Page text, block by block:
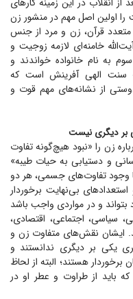
اولین اصل مهم در منشور زن
متعدد قرآن، زن و مرد از جنس
خامنه‌ای لازمه زوجیت و
به نام خانواده خواندند و
سنت الهی آفرینش است که
از نشانه‌های مهم قوت و
بر دیگری نیست
زن را «نبود هیچ‌گونه تفاوت
و دستیابی به حیات طیبه»
وجود تفاوت‌های جسمی، هر دو
بی‌نهایت برخوردار
و در مواردی واجب باشد
سیاسی، اجتماعی، اقتصادی،
ایشان نقش‌های متفاوت زن و
یکی بر دیگری ندانستند و
هستند؛ البته از لحاظ
باید از طراوت و عطر او در